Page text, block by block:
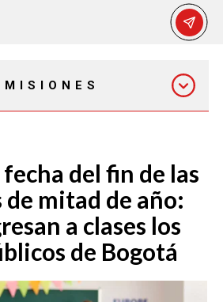
EMISIÓN 7:00 PMdel fin de las
de mitad de año:
a clases los
de Bogotá